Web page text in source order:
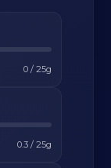
0/ 25g
0.3/ 25g